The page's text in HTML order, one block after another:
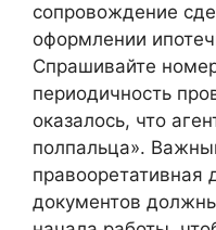
сопровождение
оформлении
Спрашивайте
периодичность
оказалось, что
полпальца».
правооретативная
документов